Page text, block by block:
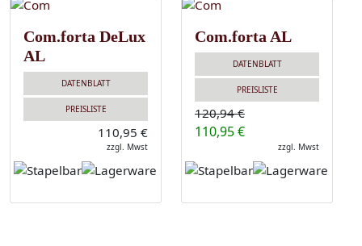
Com.forta DeLux
AL
DATENBLATT
PREISLISTE
110,95 €
zzgl. Mwst
Com.forta AL
DATENBLATT
PREISLISTE
120,94 €
110,95 €
zzgl. Mwst